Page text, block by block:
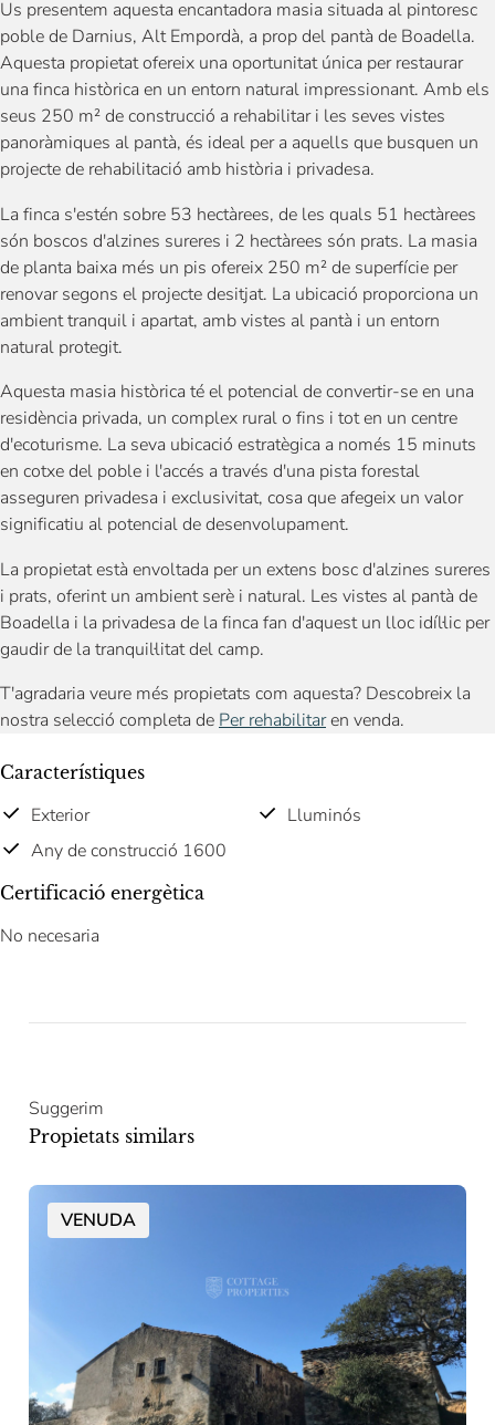
Us presentem aquesta encantadora masia situada al pintoresc
poble de Darnius, Alt Empordà, a prop del pantà de Boadella.
Aquesta propietat ofereix una oportunitat única per restaurar
una finca històrica en un entorn natural impressionant. Amb els
seus 250 m² de construcció a rehabilitar i les seves vistes
panoràmiques al pantà, és ideal per a aquells que busquen un
projecte de rehabilitació amb història i privadesa.
La finca s'estén sobre 53 hectàrees, de les quals 51 hectàrees
són boscos d'alzines sureres i 2 hectàrees són prats. La masia
de planta baixa més un pis ofereix 250 m² de superfície per
renovar segons el projecte desitjat. La ubicació proporciona un
ambient tranquil i apartat, amb vistes al pantà i un entorn
natural protegit.
Aquesta masia històrica té el potencial de convertir-se en una
residència privada, un complex rural o fins i tot en un centre
d'ecoturisme. La seva ubicació estratègica a només 15 minuts
en cotxe del poble i l'accés a través d'una pista forestal
asseguren privadesa i exclusivitat, cosa que afegeix un valor
significatiu al potencial de desenvolupament.
La propietat està envoltada per un extens bosc d'alzines sureres
i prats, oferint un ambient serè i natural. Les vistes al pantà de
Boadella i la privadesa de la finca fan d'aquest un lloc idíl·lic per
gaudir de la tranquil·litat del camp.
T'agradaria veure més propietats com aquesta? Descobreix la
nostra selecció completa de Per rehabilitaren venda.
Característiques
Exterior
Lluminós
Any de construcció 1600
Certificació energètica
No necesaria
Suggerim
Propietats similars
VENUDA